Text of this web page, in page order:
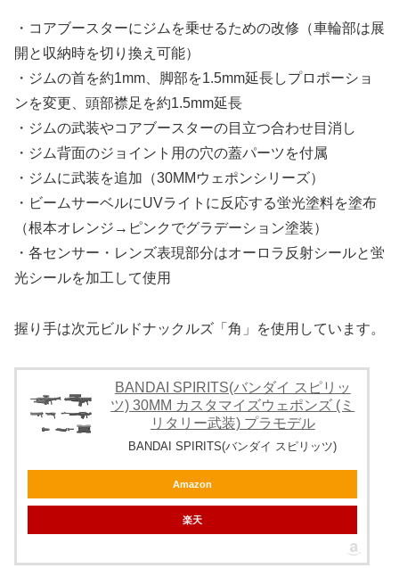
・コアブースターにジムを乗せるための改修（車輪部は展
開と収納時を切り換え可能）
・ジムの首を約1mm、脚部を1.5mm延長しプロポーショ
ンを変更、頭部襟足を約1.5mm延長
・ジムの武装やコアブースターの目立つ合わせ目消し
・ジム背面のジョイント用の穴の蓋パーツを付属
・ジムに武装を追加（30MMウェポンシリーズ）
・ビームサーベルにUVライトに反応する蛍光塗料を塗布
（根本オレンジ→ピンクでグラデーション塗装）
・各センサー・レンズ表現部分はオーロラ反射シールと蛍
光シールを加工して使用
握り手は次元ビルドナックルズ「角」を使用しています。
BANDAI SPIRITS(バンダイ スピリッ
ツ) 30MM カスタマイズウェポンズ (ミ
リタリー武装) プラモデル
BANDAI SPIRITS(バンダイ スピリッツ)
Amazon
楽天